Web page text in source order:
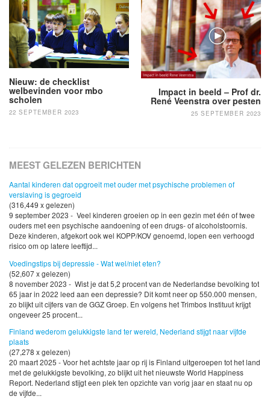
Impact in beeld – Prof dr.
René Veenstra over pesten
25 SEPTEMBER 2023
Nieuw: de checklist
welbevinden voor mbo
scholen
22 SEPTEMBER 2023
MEEST GELEZEN BERICHTEN
Aantal kinderen dat opgroeit met ouder met psychische problemen of
verslaving is gegroeid
(316,449 x gelezen)
9 september 2023 - Veel kinderen groeien op in een gezin met één of twee
ouders met een psychische aandoening of een drugs- of alcoholstoornis.
Deze kinderen, afgekort ook wel KOPP/KOV genoemd, lopen een verhoogd
risico om op latere leeftijd...
Voedingstips bij depressie - Wat wel/niet eten?
(52,607 x gelezen)
8 november 2023 - Wist je dat 5,2 procent van de Nederlandse bevolking tot
65 jaar in 2022 leed aan een depressie? Dit komt neer op 550.000 mensen,
zo blijkt uit cijfers van de GGZ Groep. En volgens het Trimbos Instituut krijgt
ongeveer 25 procent...
Finland wederom gelukkigste land ter wereld, Nederland stijgt naar vijfde
plaats
(27,278 x gelezen)
20 maart 2025 - Voor het achtste jaar op rij is Finland uitgeroepen tot het land
met de gelukkigste bevolking, zo blijkt uit het nieuwste World Happiness
Report. Nederland stijgt een plek ten opzichte van vorig jaar en staat nu op
de vijfde...